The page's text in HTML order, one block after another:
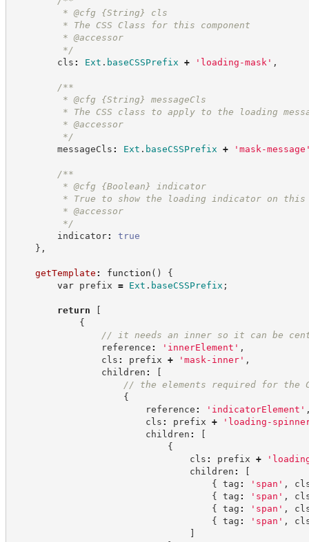
* @cfg {String}
cls
* The CSS Class for this component
* @accessor
*/
cls : Ext . baseCSSPrefix + ' loading-mask ' ,
/**
* @cfg {String}
messageCls
* The CSS class to apply to the loading
* @accessor
*/
messageCls : Ext . baseCSSPrefix + ' mask-message
/**
* @cfg {Boolean}
indicator
* True to show the loading indicator on
* @accessor
*/
indicator:
true
} ,
getTemplate : function ( )
{
var prefix = Ext . baseCSSPrefix ;
return
[
{
// it needs an inner so it can be
reference : ' innerElement ' ,
cls : prefix + ' mask-inner' ,
children :
[
// the elements required for the
{
reference : ' indicatorElement '
cls : prefix + ' loading-
children :
[
{
cls : prefix + '
children :
[
{ tag : ' span ' ,
{ tag : ' span ' ,
{ tag : ' span ' ,
{ tag : ' span ' ,
]